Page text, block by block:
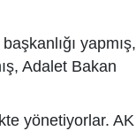
yapmış,
Adalet Bakan
yönetiyorlar. AK